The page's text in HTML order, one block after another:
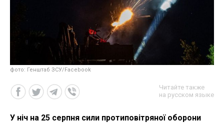
фото: Генштаб ЗСУ/Facebook
Читайте также
на русском языке
У ніч на 25 серпня сили протиповітряної оборони